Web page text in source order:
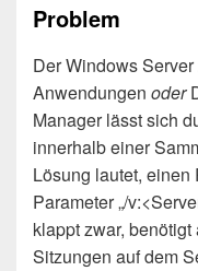
Problem
Der Windows
Anwendungen oder
Manager lässt sich
innerhalb einer
Lösung lautet,
Parameter „/
klappt zwar,
Sitzungen auf dem